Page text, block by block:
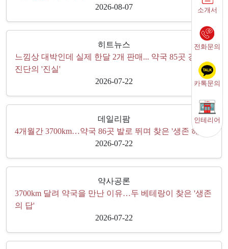
2026-08-07
히트뉴스
느낌상 대박인데 실제 한달 2개 판매... 약국 85곳 경영
진단의 '진실'
2026-07-22
데일리팜
4개월간 3700km…약국 86곳 발로 뛰며 찾은 '생존 해법'
2026-07-22
약사공론
3700km 달려 약국을 만난 이유…두 베테랑이 찾은 '생존
의 답'
2026-07-22
소개서
전화문의
카톡문의
인테리어